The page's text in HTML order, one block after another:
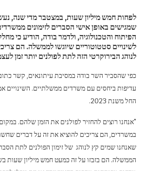
לפחות חמש מיליון שעות, במצטבר מדי שנה,
שמגישים באופן אישי הסברים לזימונים
הפיתוח והטכנולוגיה, ולדמר בודה, הודיע כי
לשינויים סטטוטוריים שיוגשו לממשלה. הם
לנוהג הבירוקרטי הזה לתת לפולנים יותר זמן
כפי שהסביר השר בודה במסיבת עיתונאים, קשר
עדיפות ביחסים עם משרדים ממשלתיים. השינויים
החל משנת 2023.
"אנחנו רוצים להחזיר לפולנים את הזמן שלהם.
במשרדים, הם צריכים להוציא את זה על דברים
שאנחנו שמים קץ לנוהג של זימון הפולנים לתת
הממשלה. הם בזבזו על זה כמעט חמש מיליון שעות